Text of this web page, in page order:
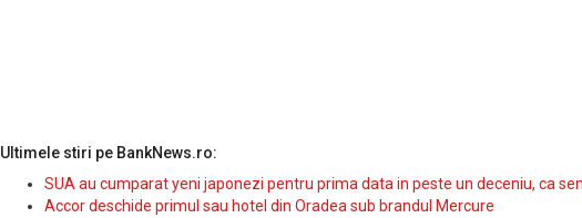
Ultimele stiri pe BankNews.ro:
SUA au cumparat yeni japonezi pentru prima data in peste un deceniu, ca
Accor deschide primul sau hotel din Oradea sub brandul Mercure